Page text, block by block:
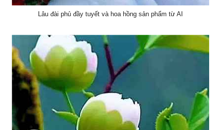
Lâu đài phủ đầy tuyết và hoa hồng sản phẩm từ AI